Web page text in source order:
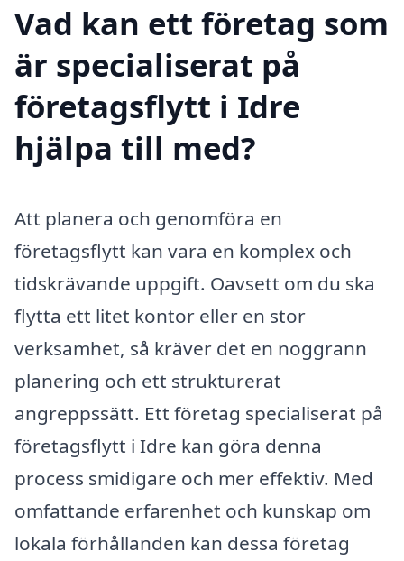
Vad kan ett företag som
är specialiserat på
företagsflytt i Idre
hjälpa till med?
Att planera och genomföra en
företagsflytt kan vara en komplex och
tidskrävande uppgift. Oavsett om du ska
flytta ett litet kontor eller en stor
verksamhet, så kräver det en noggrann
planering och ett strukturerat
angreppssätt. Ett företag specialiserat på
företagsflytt i Idre kan göra denna
process smidigare och mer effektiv. Med
omfattande erfarenhet och kunskap om
lokala förhållanden kan dessa företag